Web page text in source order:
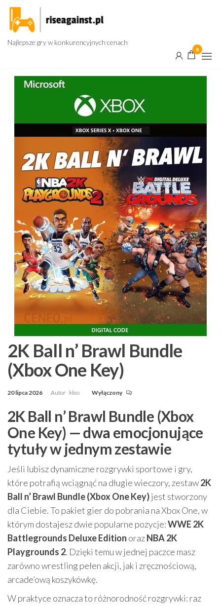
Przejdź
treści
Najlepsze gry w konkurencyjnych cenach
0
2K Ball n’ Brawl Bundle
(Xbox One Key)
20 lipca 2026 Autor kleo Wyłączony
2K Ball n’ Brawl Bundle (Xbox
One Key) — dwa emocjonujące
tytuły w jednym zestawie
Jeśli lubisz dynamiczne rozgrywki sportowe i gry,
które potrafią wciągnąć na długie wieczory, zestaw2K
Ball n’ Brawl Bundle (Xbox One Key)jest stworzony
dla Ciebie. To pakiet gier do pobrania na Xbox One, w
którym dostajesz dwie popularne pozycje:WWE 2K
Battlegrounds Deluxe Edition orazNBA 2K
Playgrounds 2. Dzięki temu w jednej paczce masz
zarówno wrestling pełen akcji, jak i zręcznościową,
arcade’ową koszykówkę.
W praktyce oznacza to różnorodność rozgrywki: raz